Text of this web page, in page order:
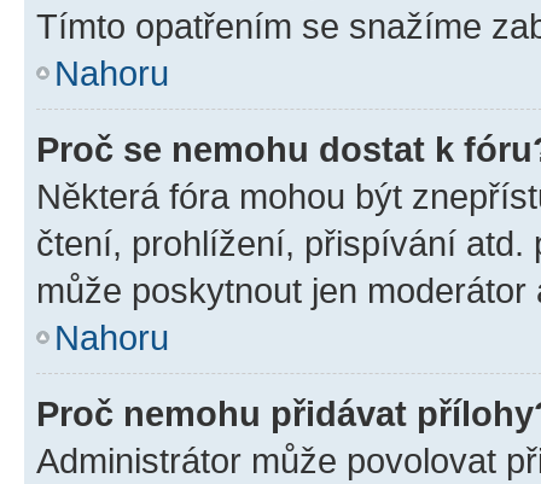
Tímto opatřením se snažíme
Nahoru
Proč se nemohu dostat k
Některá fóra mohou být
čtení, prohlížení, přispívání atd.
může poskytnout jen
Nahoru
Proč nemohu přidávat
Administrátor může povolovat